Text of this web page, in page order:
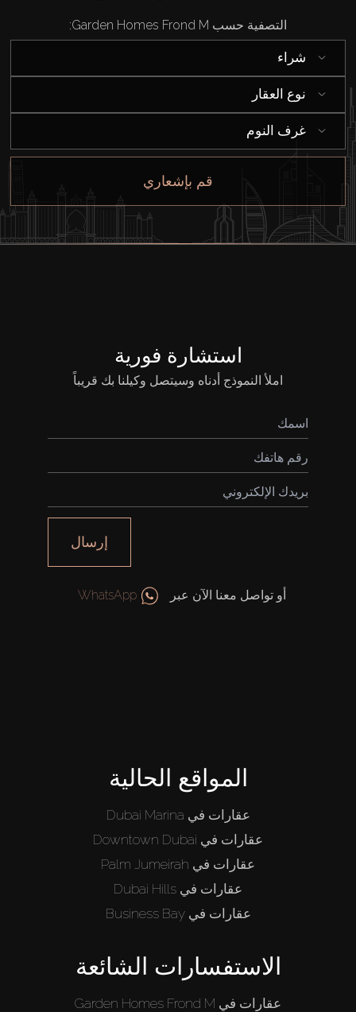
التصفية حسب Garden Homes Frond M:
شراء
نوع العقار
غرف النوم
قم بإشعاري
استشارة فورية
املأ النموذج أدناه وسيتصل وكيلنا بك قريباً
إرسال
أو تواصل معنا الآن عبر WhatsApp
المواقع الحالية
عقارات في Dubai Marina
عقارات في Downtown Dubai
عقارات في Palm Jumeirah
عقارات في Dubai Hills
عقارات في Business Bay
الاستفسارات الشائعة
عقارات في Garden Homes Frond M